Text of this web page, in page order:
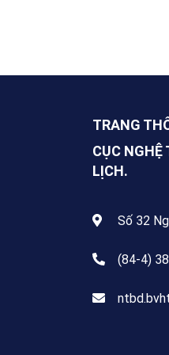
TRANG
CỤC NGHỆ
LỊCH.
Số 32
(84-4)